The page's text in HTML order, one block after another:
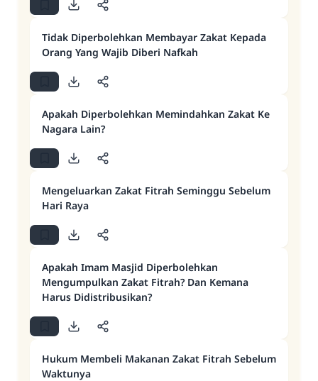
Tidak Diperbolehkan Membayar Zakat Kepada
Orang Yang Wajib Diberi Nafkah
Apakah Diperbolehkan Memindahkan Zakat Ke
Nagara Lain?
Mengeluarkan Zakat Fitrah Seminggu Sebelum
Hari Raya
Apakah Imam Masjid Diperbolehkan
Mengumpulkan Zakat Fitrah? Dan Kemana
Harus Didistribusikan?
Hukum Membeli Makanan Zakat Fitrah Sebelum
Waktunya